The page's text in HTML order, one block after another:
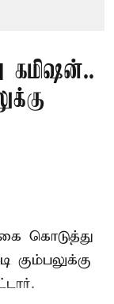
கமிஷன்..
கொடுத்து